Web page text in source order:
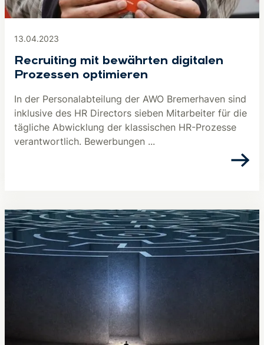
13.04.2023
Recruiting mit bewährten digitalen
Prozessen optimieren
In der Personalabteilung der AWO Bremerhaven sind
inklusive des HR Directors sieben Mitarbeiter für die
tägliche Abwicklung der klassischen HR-Prozesse
verantwortlich. Bewerbungen ...